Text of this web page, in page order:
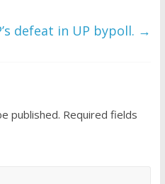
defeat in UP bypoll. →
published. Required fields